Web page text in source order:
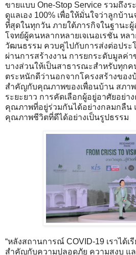
ขายแบบ One-Stop Service รวมถึง
ดูแลเอง 100% เพื่อให้มั่นใจว่าลูกบ้
ที่สุดในทุกวัน ภายใต้ภารกิจในฐานะ
โจทย์ผู้คนหลากหลายเจเนอเรชัน หล
วัฒนธรรม ควบคู่ไปกับการส่งต่อปร
ผ่านการสร้างงาน การยกระดับมูลค่
บางส่วนให้เป็นสาธารณะสำหรับทุกค
ตระหนักดีว่านอกจากโครงสร้างของ
สำคัญกับคุณภาพของเพื่อนบ้าน สภา
ระยะยาว การคัดเลือกผู้อยู่อาศัยอย่า
คุณภาพที่อยู่ร่วมกันได้อย่างกลมกลืน
คุณภาพชีวิตที่ดีได้อย่างเป็นรูปธรรม
“หลังสถานการณ์ COVID-19 เราได้เ
สำคัญกับความปลอดภัย ความสงบ แ